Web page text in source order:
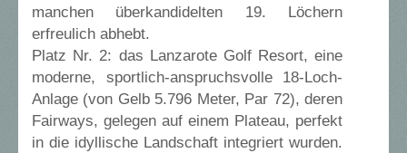
manchen überkandidelten 19. Löchern
erfreulich abhebt.
Platz Nr. 2: das Lanzarote Golf Resort, eine
moderne, sportlich-anspruchsvolle 18-Loch-
Anlage (von Gelb 5.796 Meter, Par 72), deren
Fairways, gelegen auf einem Plateau, perfekt
in die idyllische Landschaft integriert wurden.